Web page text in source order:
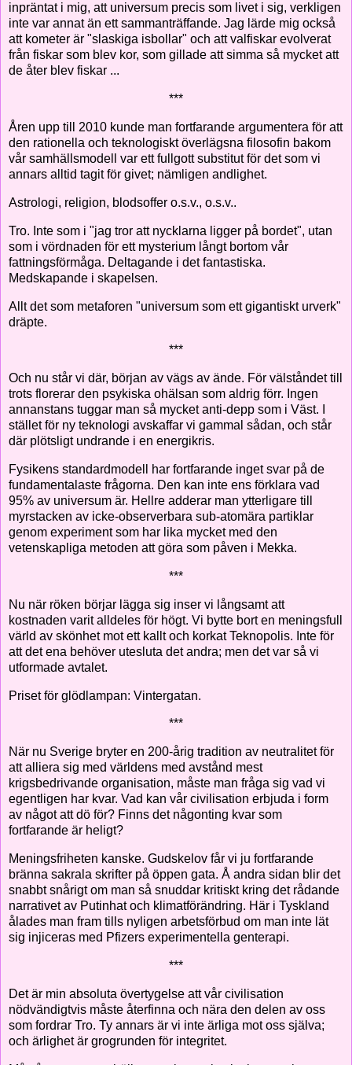
inpräntat i mig, att universum precis som livet i sig, verkligen
inte var annat än ett sammanträffande. Jag lärde mig också
att kometer är "slaskiga isbollar" och att valfiskar evolverat
från fiskar som blev kor, som gillade att simma så mycket att
de åter blev fiskar ...
***
Åren upp till 2010 kunde man fortfarande argumentera för att
den rationella och teknologiskt överlägsna filosofin bakom
vår samhällsmodell var ett fullgott substitut för det som vi
annars alltid tagit för givet; nämligen andlighet.
Astrologi, religion, blodsoffer o.s.v., o.s.v..
Tro. Inte som i "jag tror att nycklarna ligger på bordet", utan
som i vördnaden för ett mysterium långt bortom vår
fattningsförmåga. Deltagande i det fantastiska.
Medskapande i skapelsen.
Allt det som metaforen "universum som ett gigantiskt urverk"
dräpte.
***
Och nu står vi där, början av vägs av ände. För välståndet till
trots florerar den psykiska ohälsan som aldrig förr. Ingen
annanstans tuggar man så mycket anti-depp som i Väst. I
stället för ny teknologi avskaffar vi gammal sådan, och står
där plötsligt undrande i en energikris.
Fysikens standardmodell har fortfarande inget svar på de
fundamentalaste frågorna. Den kan inte ens förklara vad
95% av universum är. Hellre adderar man ytterligare till
myrstacken av icke-observerbara sub-atomära partiklar
genom experiment som har lika mycket med den
vetenskapliga metoden att göra som påven i Mekka.
***
Nu när röken börjar lägga sig inser vi långsamt att
kostnaden varit alldeles för högt. Vi bytte bort en meningsfull
värld av skönhet mot ett kallt och korkat Teknopolis. Inte för
att det ena behöver utesluta det andra; men det var så vi
utformade avtalet.
Priset för glödlampan: Vintergatan.
***
När nu Sverige bryter en 200-årig tradition av neutralitet för
att alliera sig med världens med avstånd mest
krigsbedrivande organisation, måste man fråga sig vad vi
egentligen har kvar. Vad kan vår civilisation erbjuda i form
av något att dö för? Finns det någonting kvar som
fortfarande är heligt?
Meningsfriheten kanske. Gudskelov får vi ju fortfarande
bränna sakrala skrifter på öppen gata. Å andra sidan blir det
snabbt snårigt om man så snuddar kritiskt kring det rådande
narrativet av Putinhat och klimatförändring. Här i Tyskland
ålades man fram tills nyligen arbetsförbud om man inte lät
sig injiceras med Pfizers experimentella genterapi.
***
Det är min absoluta övertygelse att vår civilisation
nödvändigtvis måste återfinna och nära den delen av oss
som fordrar Tro. Ty annars är vi inte ärliga mot oss själva;
och ärlighet är grogrunden för integritet.